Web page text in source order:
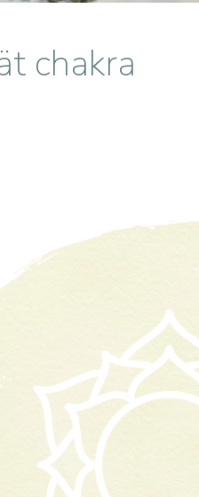
chakra